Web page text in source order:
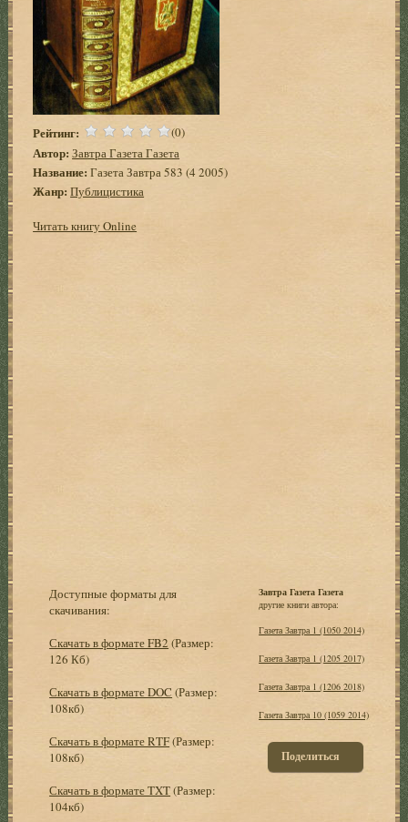
Рейтинг: (0)
Автор: Завтра Газета Газета
Название: Газета Завтра 583 (4 2005)
Жанр: Публицистика
Читать книгу Online
Доступные форматы для
скачивания:
Скачать в формате FB2 (Размер:
126 Кб)
Скачать в формате DOC (Размер:
108кб)
Скачать в формате RTF(Размер:
108кб)
Скачать в формате TXT(Размер:
104кб)
Завтра Газета Газета
другие книги автора:
Газета Завтра 1 (1050 2014)
Газета Завтра 1 (1205 2017)
Газета Завтра 1 (1206 2018)
Газета Завтра 10 (1059 2014)
Поделиться